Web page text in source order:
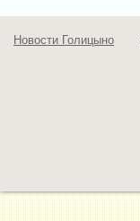
Новости Голицыно